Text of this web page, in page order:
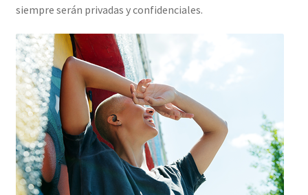
siempre serán privadas y confidenciales.